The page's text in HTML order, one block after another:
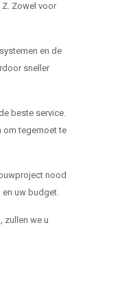
Zowel voor
en de
sneller
beste service.
om tegemoet te
nood
en uw budget.
zullen we u